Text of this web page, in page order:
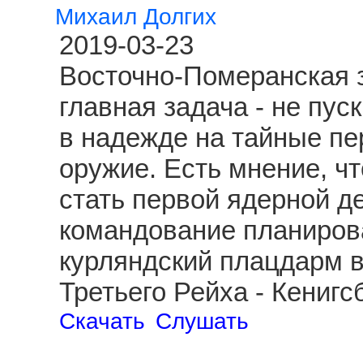
Михаил Долгих
2019-03-23
Восточно-Померанская
главная задача - не
в надежде на тайные
оружие. Есть мнение,
стать первой ядерной
командование
курляндский плацдарм
Третьего Рейха -
Скачать Слушать